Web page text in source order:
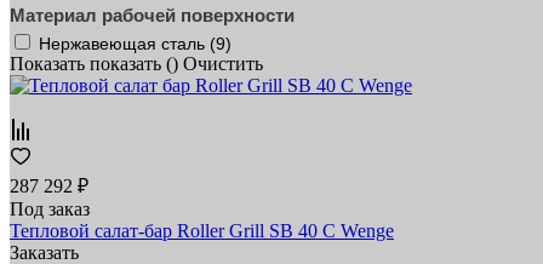
Материал рабочей поверхности
Нержавеющая сталь (9)
Показать показать () Очистить
287 292 ₽
Под заказ
Тепловой салат-бар Roller Grill SB 40 C Wenge
Заказать